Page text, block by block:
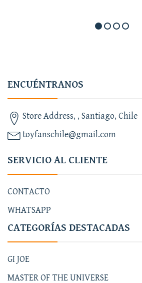
ENCUÉNTRANOS
Store Address, , Santiago, Chile
toyfanschile@gmail.com
SERVICIO AL CLIENTE
CONTACTO
WHATSAPP
CATEGORÍAS DESTACADAS
GI JOE
MASTER OF THE UNIVERSE